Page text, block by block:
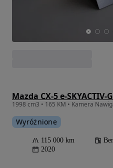
Wyróżnione
115 000 km
2020